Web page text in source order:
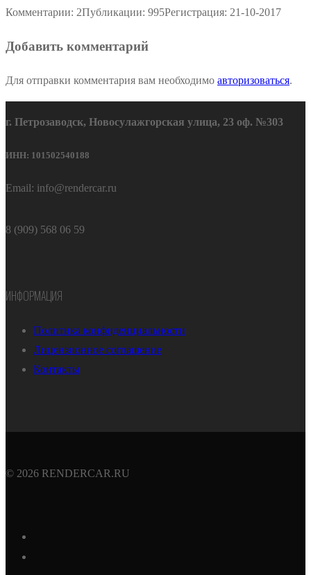
Комментарии: 2Публикации: 995Регистрация: 21-10-2017
Добавить комментарий
Для отправки комментария вам необходимо авторизоваться.
г. Петрозаводск, Новосулажгорская улица, 23 оф. №303
ИНН: 101502540188
Email: info@rendercar.ru
8 (909) 568 06 59
ИНФОРМАЦИЯ
Политика конфиденциальности
Лицензионное соглашение
Контакты
© 2026 RENDERCAR.RU